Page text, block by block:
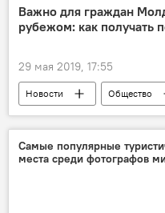
Важно для граждан
рубежом: как получать
29 мая 2019, 17:55
Новости Общество
Самые популярные
места среди фотографов